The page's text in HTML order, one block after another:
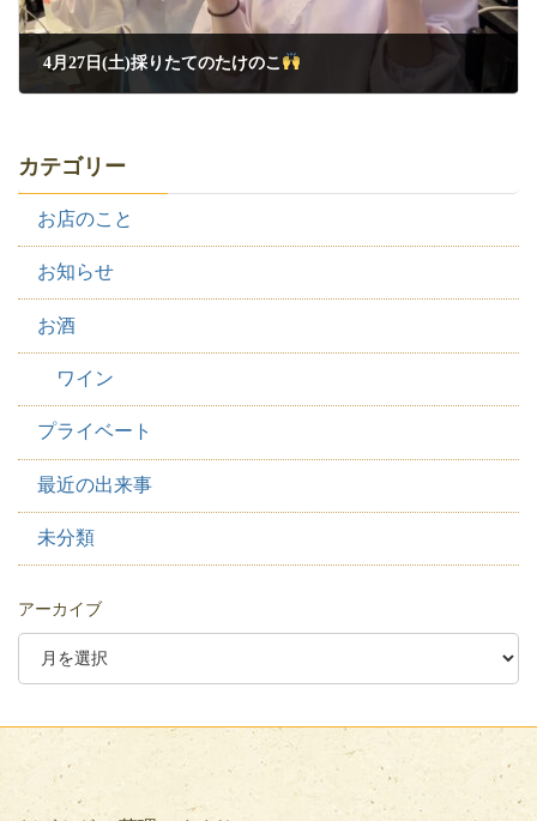
4月27日(土)採りたてのたけのこ
カテゴリー
お店のこと
お知らせ
お酒
ワイン
プライベート
最近の出来事
未分類
アーカイブ